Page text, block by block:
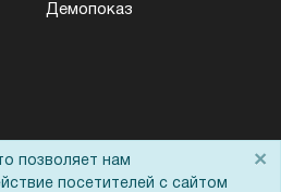
Демопоказ
позволяет нам
посетителей с сайтом
×